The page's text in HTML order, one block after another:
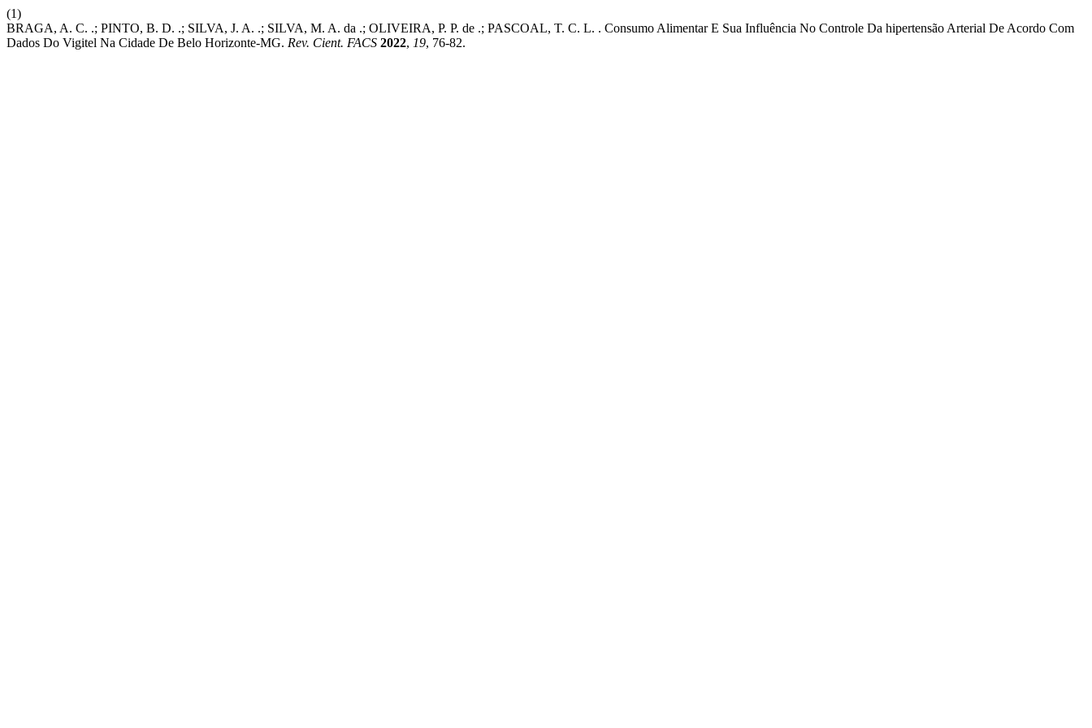
(1)
BRAGA, A. C. .; PINTO, B. D. .; SILVA, J. A. .; SILVA, M. A. da .; OLIVEIRA, P. P. de .; PASCOAL, T. C. L. . Consumo Alimentar E Sua Influência No Controle Da hipertensão Arterial De Acordo Com
Dados Do Vigitel Na Cidade De Belo Horizonte-MG. Rev. Cient. FACS 2022, 19, 76-82.